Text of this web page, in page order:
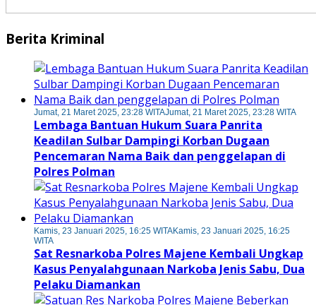
Berita Kriminal
Jumat, 21 Maret 2025, 23:28 WITAJumat, 21 Maret 2025, 23:28 WITA
Lembaga Bantuan Hukum Suara Panrita
Keadilan Sulbar Dampingi Korban Dugaan
Pencemaran Nama Baik dan penggelapan di
Polres Polman
Kamis, 23 Januari 2025, 16:25 WITAKamis, 23 Januari 2025, 16:25
WITA
Sat Resnarkoba Polres Majene Kembali Ungkap
Kasus Penyalahgunaan Narkoba Jenis Sabu, Dua
Pelaku Diamankan